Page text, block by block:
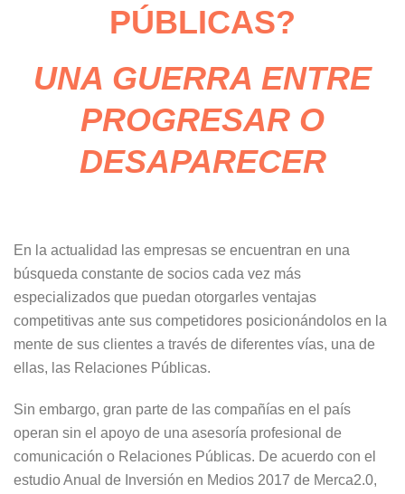
PÚBLICAS?
UNA GUERRA ENTRE
PROGRESAR O
DESAPARECER
En la actualidad las empresas se encuentran en una
búsqueda constante de socios cada vez más
especializados que puedan otorgarles ventajas
competitivas ante sus competidores posicionándolos en la
mente de sus clientes a través de diferentes vías, una de
ellas, las Relaciones Públicas.
Sin embargo, gran parte de las compañías en el país
operan sin el apoyo de una asesoría profesional de
comunicación o Relaciones Públicas. De acuerdo con el
estudio Anual de Inversión en Medios 2017 de Merca2.0,